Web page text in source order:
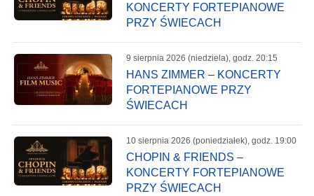
KONCERTY FORTEPIANOWE
PRZY ŚWIECACH
9 sierpnia 2026 (niedziela), godz. 20:15
HANS ZIMMER – KONCERTY
FORTEPIANOWE PRZY
ŚWIECACH
10 sierpnia 2026 (poniedziałek), godz. 19:00
CHOPIN & FRIENDS –
KONCERTY FORTEPIANOWE
PRZY ŚWIECACH